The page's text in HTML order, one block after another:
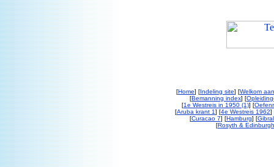
[Home] [Indeling site] [Welkom
[Bemanning index] [
[1e Westreis in 1950 (1)] [
[Aruba krant 1] [4e Westreis 1962]
[Curacao 7] [Hamburg] [
[Rosyth &